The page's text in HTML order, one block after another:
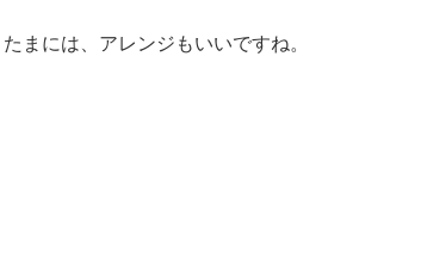
たまには、アレンジもいいですね。